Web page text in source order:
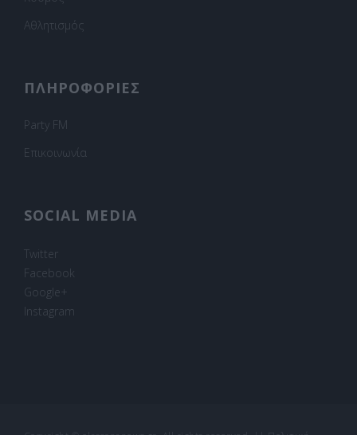
Αθλητισμός
ΠΛΗΡΟΦΟΡΙΕΣ
Party FM
Επικοινωνία
SOCIAL MEDIA
Twitter
Facebook
Google+
Instagram